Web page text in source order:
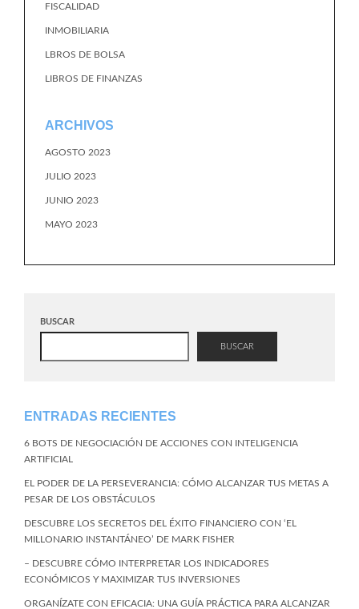
FISCALIDAD
INMOBILIARIA
LBROS DE BOLSA
LIBROS DE FINANZAS
ARCHIVOS
AGOSTO 2023
JULIO 2023
JUNIO 2023
MAYO 2023
BUSCAR
BUSCAR
ENTRADAS RECIENTES
6 BOTS DE NEGOCIACIÓN DE ACCIONES CON INTELIGENCIA
ARTIFICIAL
EL PODER DE LA PERSEVERANCIA: CÓMO ALCANZAR TUS METAS A
PESAR DE LOS OBSTÁCULOS
DESCUBRE LOS SECRETOS DEL ÉXITO FINANCIERO CON ‘EL
MILLONARIO INSTANTÁNEO’ DE MARK FISHER
– DESCUBRE CÓMO INTERPRETAR LOS INDICADORES
ECONÓMICOS Y MAXIMIZAR TUS INVERSIONES
ORGANÍZATE CON EFICACIA: UNA GUÍA PRÁCTICA PARA ALCANZAR